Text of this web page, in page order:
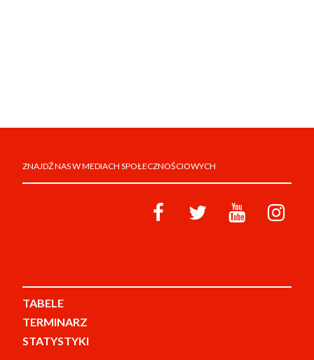
ZNAJDŹ NAS W MEDIACH SPOŁECZNOŚCIOWYCH
TABELE
TERMINARZ
STATYSTYKI